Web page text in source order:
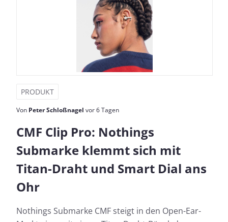
PRODUKT
Von Peter Schloßnagel vor 6 Tagen
CMF Clip Pro: Nothings
Submarke klemmt sich mit
Titan-Draht und Smart Dial ans
Ohr
Nothings Submarke CMF steigt in den Open-Ear-